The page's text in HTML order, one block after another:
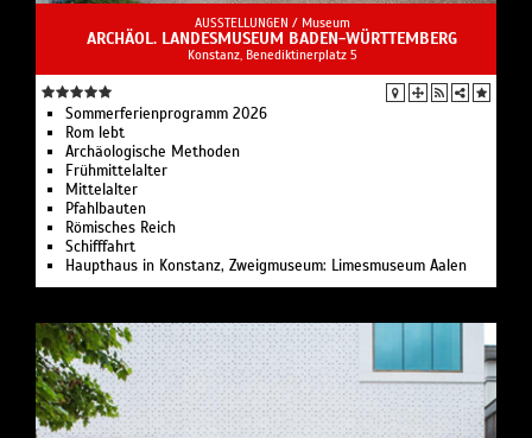
AUSSTELLUNGEN / Museum
ARCHÄOL. LANDESMUSEUM BADEN-WÜRTTEMBERG
Konstanz, Benediktinerplatz 5
Sommerferienprogramm 2026
Rom lebt
Archäologische Methoden
Frühmittelalter
Mittelalter
Pfahlbauten
Römisches Reich
Schifffahrt
Haupthaus in Konstanz, Zweigmuseum: Limesmuseum Aalen